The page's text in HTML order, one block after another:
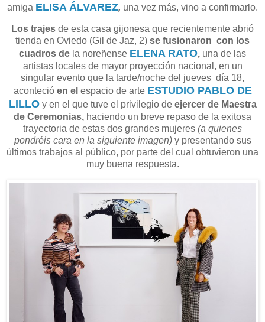
amiga ELISA ÁLVAREZ, una vez más, vino a confirmarlo.
Los trajes de esta casa gijonesa que recientemente abrió
tienda en Oviedo (Gil de Jaz, 2) se fusionaron con los
cuadros de la noreñense ELENA RATO, una de las
artistas locales de mayor proyección nacional, en un
singular evento que la tarde/noche del jueves día 18,
aconteció en el espacio de arte ESTUDIO PABLO DE
LILLOy en el que tuve el privilegio de ejercer de Maestra
de Ceremonias, haciendo un breve repaso de la exitosa
trayectoria de estas dos grandes mujeres (a quienes
pondréis cara en la siguiente imagen) y presentando sus
últimos trabajos al público, por parte del cual obtuvieron una
muy buena respuesta.